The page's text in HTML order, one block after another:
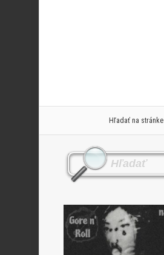
Hľadať na stránke